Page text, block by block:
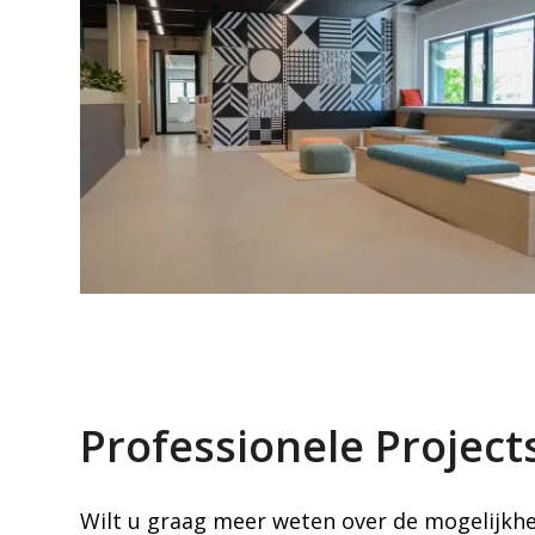
Professionele
Wilt u graag meer weten over de